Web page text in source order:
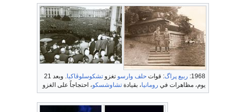
1968: ربيع پراگ: قوات حلف وارسو تغزو تشكوسلوڤاكيا
. وبعد 21
يوم، مظاهرات في رومانيا، بقيادة تشاوشسكو، احتجاجاً على الغزو